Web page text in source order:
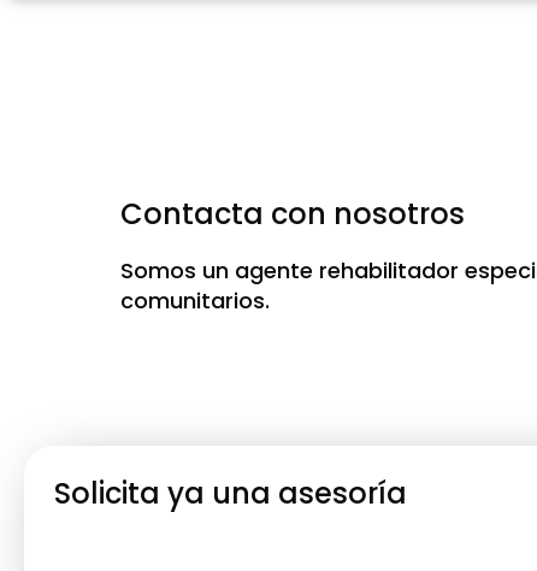
Contacta con nosotros
Somos un agente rehabilitador
comunitarios.
Solicita ya una asesoría